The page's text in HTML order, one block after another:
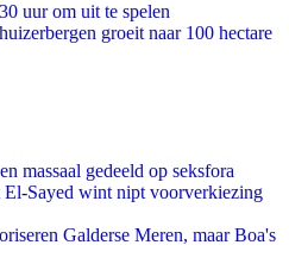
uur om uit te spelen
groeit naar 100 hectare
massaal gedeeld op seksfora
El-Sayed wint nipt voorverkiezing
Galderse Meren, maar Boa's